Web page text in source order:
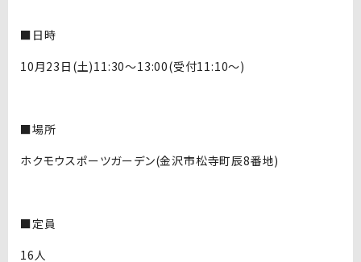
■日時
10月23日(土)11:30～13:00(受付11:10～)
■場所
ホクモウスポーツガーデン(金沢市松寺町辰8番地)
■定員
16人